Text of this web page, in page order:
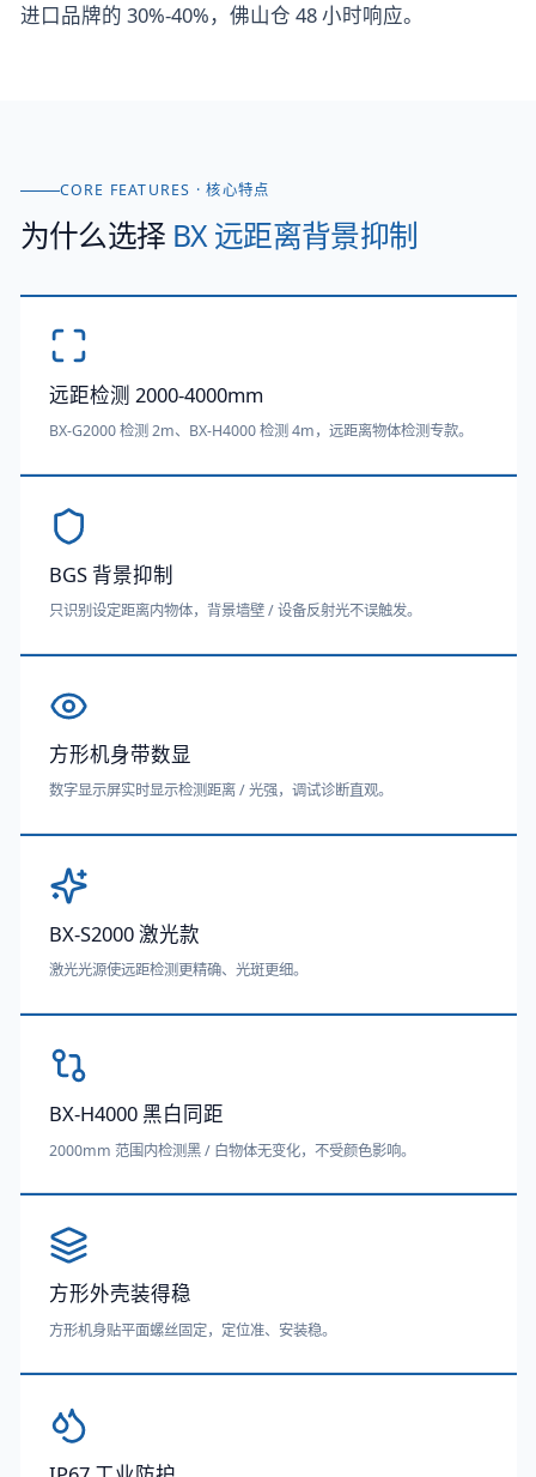
进口品牌的 30%-40%，佛山仓 48 小时响应。
CORE FEATURES · 核心特点
为什么选择 BX 远距离背景抑制
远距检测 2000-4000mm
BX-G2000 检测 2m、BX-H4000 检测 4m，远距离物体检测专款。
BGS 背景抑制
只识别设定距离内物体，背景墙壁 / 设备反射光不误触发。
方形机身带数显
数字显示屏实时显示检测距离 / 光强，调试诊断直观。
BX-S2000 激光款
激光光源使远距检测更精确、光斑更细。
BX-H4000 黑白同距
2000mm 范围内检测黑 / 白物体无变化，不受颜色影响。
方形外壳装得稳
方形机身贴平面螺丝固定，定位准、安装稳。